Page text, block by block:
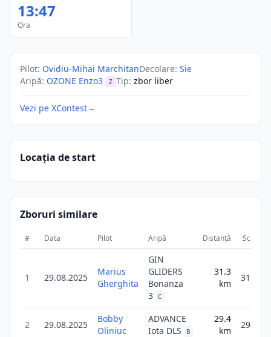
13:47
Ora
Pilot: Ovidiu-Mihai MarchitanDecolare: Sie
Aripă: OZONE Enzo3 Z Tip: zbor liber
Vezi pe XContest→
Locația de start
Zboruri similare
# Data Pilot Aripă Distanță Scor
1 29.08.2025
Marius
Gherghita
GIN
GLIDERS
Bonanza
3 C
31.3
km
31.3
2 29.08.2025
Bobby
Oliniuc
ADVANCE
Iota DLS
B
29.4
km
29.4